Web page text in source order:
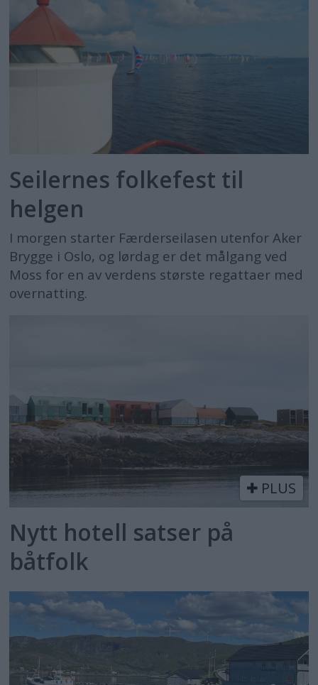
Seilernes folkefest til
helgen
I morgen starter Færderseilasen utenfor Aker
Brygge i Oslo, og lørdag er det målgang ved
Moss for en av verdens største regattaer med
overnatting.
PLUS
Nytt hotell satser på
båtfolk